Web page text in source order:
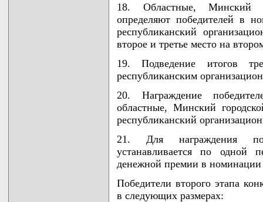
18. Областные, Минский
определяют победителей в
республиканский
второе и третье место на
19. Подведение итогов
республиканским
20. Награждение
областные, Минский
республиканский
21. Для награждения
устанавливается по одной
денежной премии в номинации
Победители второго этапа
в следующих размерах: